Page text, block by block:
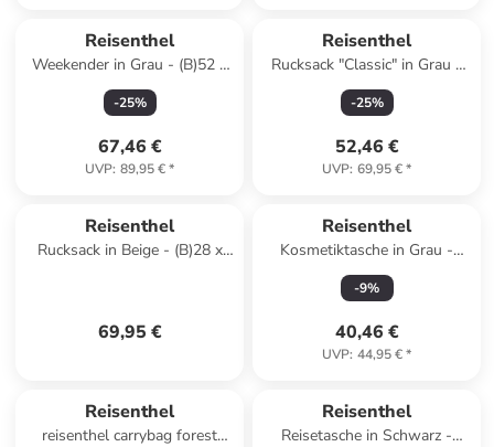
Reisenthel
Weekender in Grau - (B)52 x
(H)37 x (T)21 cm
-25%
67,46 €
UVP: 89,95 €*
Reisenthel
Rucksack "Classic" in Grau -
(B)28 x (H)39 x (T)12 cm
-25%
52,46 €
UVP: 69,95 €*
Reisenthel
Rucksack in Beige - (B)28 x
69,95 €
Reisenthel
Kosmetiktasche in Grau -
(B)27 x (H)18 x (T)17 cm
-9%
40,46 €
UVP: 44,95 €*
Reisenthel
reisenthel carrybag forest
Reisenthel
Reisetasche in Schwarz -